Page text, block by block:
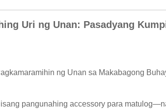
Uri ng Unan: Pasadyang
ng Unan sa Makabagong
pangunahing accessory para